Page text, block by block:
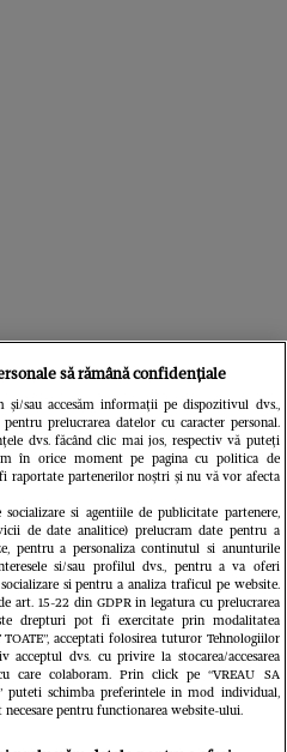
să rămână confidențiale
și/sau accesăm informații pe dispozitivul dvs.,
prelucrarea datelor cu caracter personal.
dvs. făcând clic mai jos, respectiv vă puteți
în orice moment pe pagina cu politica de
raportate partenerilor noștri și nu vă vor afecta
si agentiile de publicitate partenere,
de date analitice) prelucram date pentru a
pentru a personaliza continutul si anunturile
si/sau profilul dvs., pentru a va oferi
si pentru a analiza traficul pe website.
art. 15-22 din GDPR in legatura cu prelucrarea
drepturi pot fi exercitate prin modalitatea
TOATE”, acceptati folosirea tuturor Tehnologiilor
dvs. cu privire la stocarea/accesarea
care colaboram. Prin click pe “VREAU SA
puteti schimba preferintele in mod individual,
pentru functionarea website-ului.